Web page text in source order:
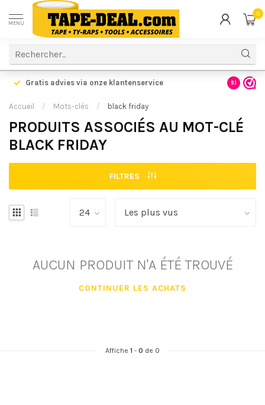
MENU
0
Gratis advies via onze klantenservice 9.1
Accueil / Mots-clés / black friday
PRODUITS ASSOCIÉS AU MOT-CLÉ
BLACK FRIDAY
FILTRES
AUCUN PRODUIT N'A ÉTÉ TROUVÉ
CONTINUER LES ACHATS
Affiche 1 - 0 de 0